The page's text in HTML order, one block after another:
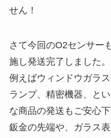
せん！
さて今回のO2センサー
施し発送完了しました。
例えばウィンドウガラ
ランプ、精密機器、と
な商品の発送もご安心下
鈑金の先端や、ガラス